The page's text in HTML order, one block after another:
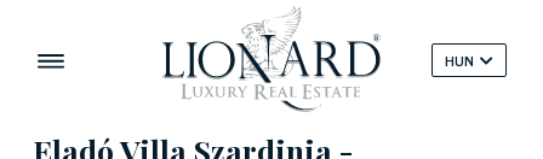
HUN
Eladó Villa Szardinia -